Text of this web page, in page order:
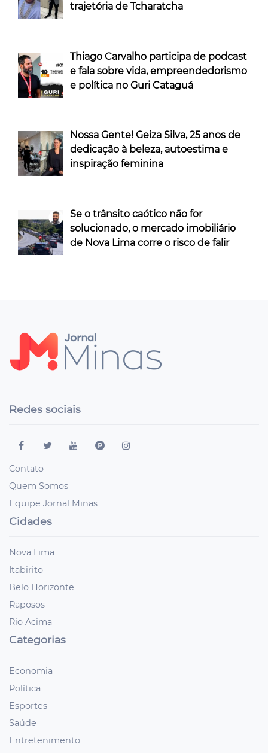
trajetória de Tcharatcha
Thiago Carvalho participa de podcast
e fala sobre vida, empreendedorismo
e política no Guri Cataguá
Nossa Gente! Geiza Silva, 25 anos de
dedicação à beleza, autoestima e
inspiração feminina
Se o trânsito caótico não for
solucionado, o mercado imobiliário
de Nova Lima corre o risco de falir
Redes sociais
Contato
Quem Somos
Equipe Jornal Minas
Cidades
Nova Lima
Itabirito
Belo Horizonte
Raposos
Rio Acima
Categorias
Economia
Política
Esportes
Saúde
Entretenimento